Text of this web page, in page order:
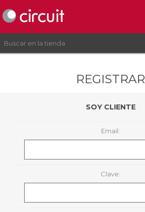
REGISTRAR
SOY CLIENTE
Email:
Clave: